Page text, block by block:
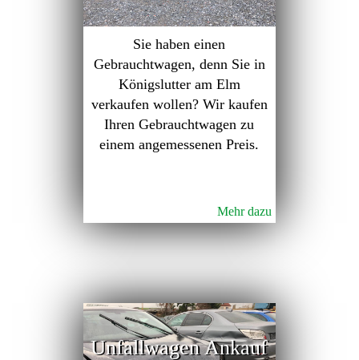
Sie haben einen
Gebrauchtwagen, denn Sie in
Königslutter am Elm
verkaufen wollen? Wir kaufen
Ihren Gebrauchtwagen zu
einem angemessenen Preis.
Mehr dazu
Unfallwagen Ankauf